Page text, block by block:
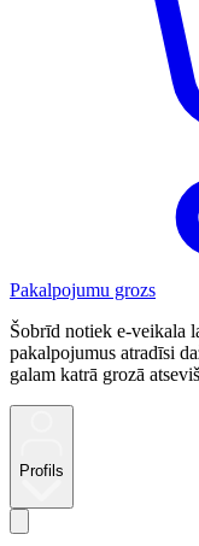
Pakalpojumu grozs
Šobrīd notiek e-veikala
pakalpojumus atradīsi
galam katrā grozā
Profils